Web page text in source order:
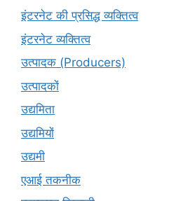
इंटरनेट की प्रसिद्ध व्यक्तित्व
इंटरनेट व्यक्तित्व
उत्पादक (Producers)
उत्पादकों
उद्यमिता
उद्यमियों
उद्यमी
एआई तकनीक